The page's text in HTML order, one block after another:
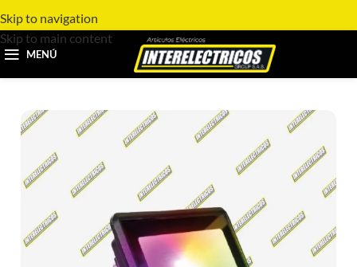
Skip to navigation
Skip to main content
MENÚ